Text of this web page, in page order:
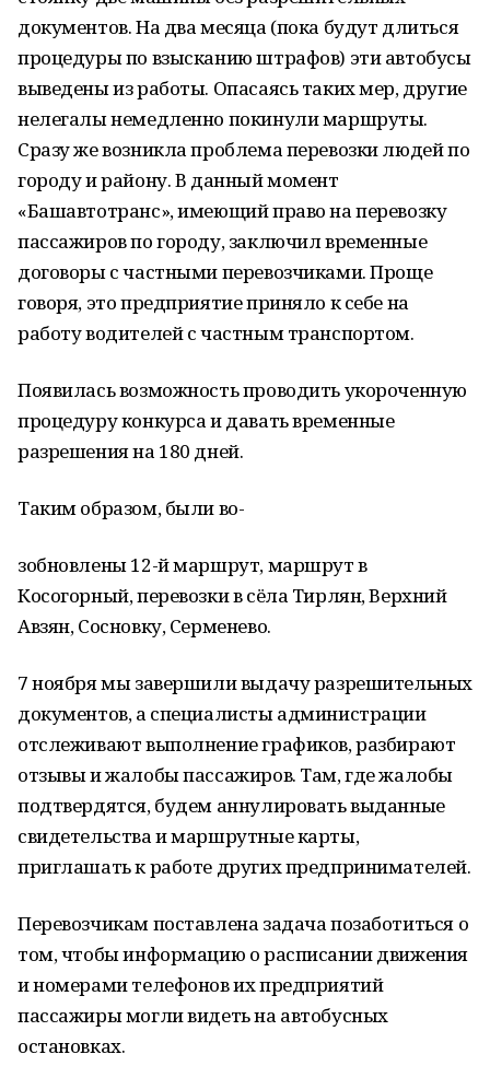
документов. На два месяца (пока будут длиться
процедуры по взысканию штрафов) эти автобусы
выведены из работы. Опасаясь таких мер, другие
нелегалы немедленно покинули маршруты.
Сразу же возникла проблема перевозки людей по
городу и району. В данный момент
«Башавтотранс», имеющий право на перевозку
пассажиров по городу, заключил временные
договоры с частными перевозчиками. Проще
говоря, это предприятие приняло к себе на
работу водителей с частным транспортом.
Появилась возможность проводить укороченную
процедуру конкурса и давать временные
разрешения на 180 дней.
Таким образом, были во-
зобновлены 12-й маршрут, маршрут в
Косогорный, перевозки в сёла Тирлян, Верхний
Авзян, Сосновку, Серменево.
7 ноября мы завершили выдачу разрешительных
документов, а специалисты администрации
отслеживают выполнение графиков, разбирают
отзывы и жалобы пассажиров. Там, где жалобы
подтвердятся, будем аннулировать выданные
свидетельства и маршрутные карты,
приглашать к работе других предпринимателей.
Перевозчикам поставлена задача позаботиться о
том, чтобы информацию о расписании движения
и номерами телефонов их предприятий
пассажиры могли видеть на автобусных
остановках.